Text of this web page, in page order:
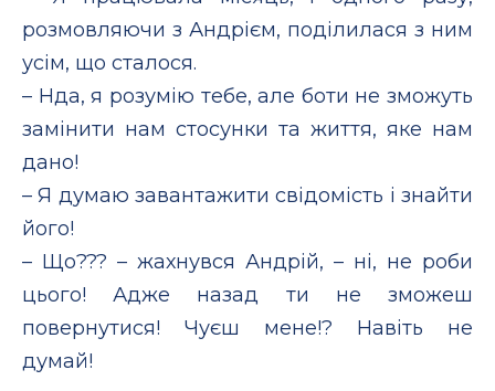
розмовляючи з Андрієм, поділилася з ним
усім, що сталося.
– Нда, я розумію тебе, але боти не зможуть
замінити нам стосунки та життя, яке нам
дано!
– Я думаю завантажити свідомість і знайти
його!
– Що??? – жахнувся Андрій, – ні, не роби
цього! Адже назад ти не зможеш
повернутися! Чуєш мене!? Навіть не
думай!